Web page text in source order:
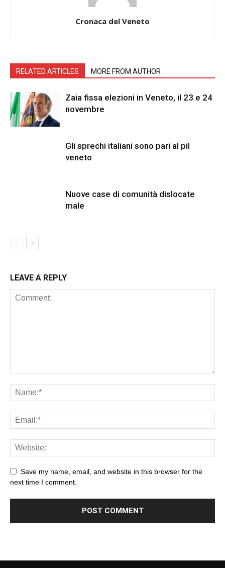
Cronaca del Veneto
RELATED ARTICLES MORE FROM AUTHOR
Zaia fissa elezioni in Veneto, il 23 e 24
novembre
Gli sprechi italiani sono pari al pil
veneto
Nuove case di comunità dislocate
male
LEAVE A REPLY
Save my name, email, and website in this browser for the
next time I comment.